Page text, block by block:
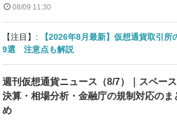
08/09 11:30
【注目】:
【2026年8月最新】仮想通貨取引
9選 注意点も解説
週刊仮想通貨ニュース（8/7）｜スペー
決算・相場分析・金融庁の規制対応のま
め